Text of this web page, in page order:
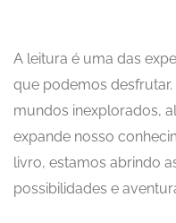
A leitura é uma das
que podemos
mundos inexplorados,
expande nosso
livro, estamos abrindo
possibilidades e